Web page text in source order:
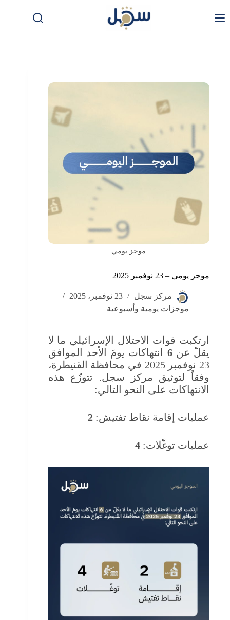
إلى
المحتوى
موجز يومي
موجز يومي – 23 نوفمبر 2025
مركز سجل
23 نوفمبر، 2025
موجزات يومية وأسبوعية
ارتكبت قوات الاحتلال الإسرائيلي ما لا
يقلّ عن6 انتهاكات يومَ الأحد الموافق
23 نوفمبر 2025 في محافظة القنيطرة،
وفقاً لتوثيق مركز سجل. تتوزّع هذه
الانتهاكات على النحو التالي:
عمليات إقامة نقاط تفتيش: 2
عمليات توغّلات: 4